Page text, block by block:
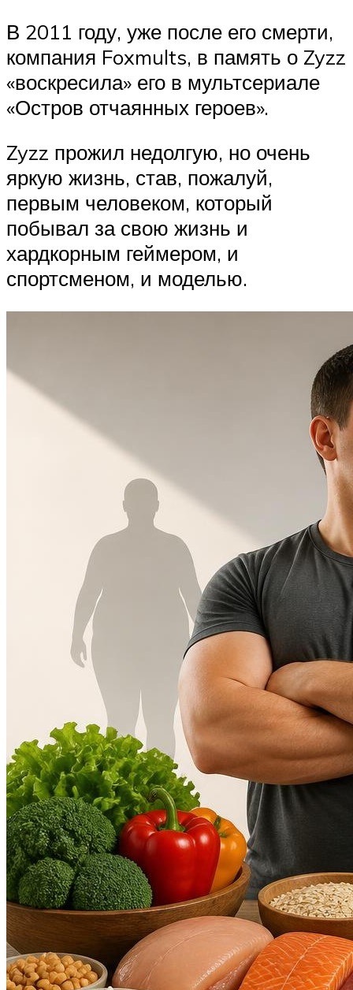
В 2011 году, уже после его смерти,
компания Foxmults, в память о Zyzz
«воскресила» его в мультсериале
«Остров отчаянных героев».
Zyzz прожил недолгую, но очень
яркую жизнь, став, пожалуй,
первым человеком, который
побывал за свою жизнь и
хардкорным геймером, и
спортсменом, и моделью.